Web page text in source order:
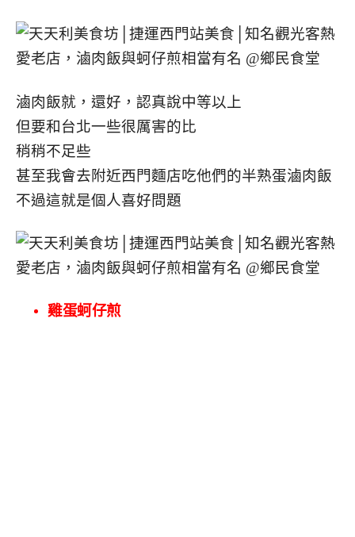
滷肉飯就，還好，認真說中等以上
但要和台北一些很厲害的比
稍稍不足些
甚至我會去附近西門麵店吃他們的半熟蛋滷肉飯
不過這就是個人喜好問題
雞蛋蚵仔煎